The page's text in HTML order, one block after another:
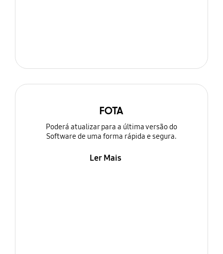
FOTA
Poderá atualizar para a última versão do
Software de uma forma rápida e segura.
Ler Mais